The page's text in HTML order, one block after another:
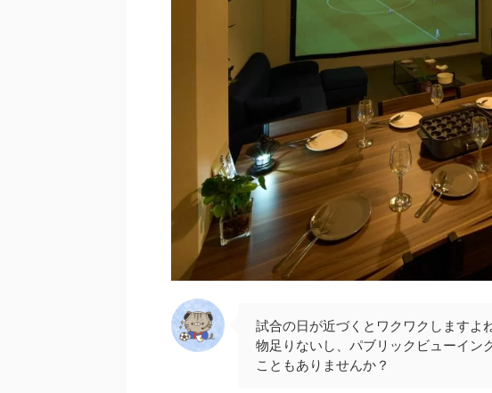
試合の日が近づくとワクワクしますよ
物足りないし、パブリックビューイン
こともありませんか？